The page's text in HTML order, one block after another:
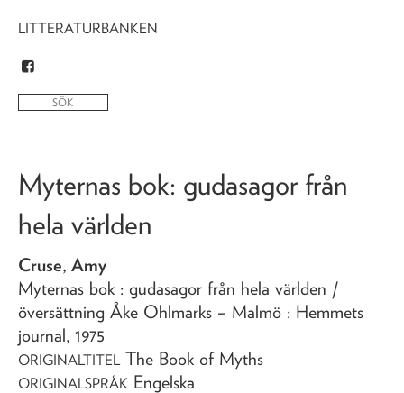
LITTERATURBANKEN
Myternas bok: gudasagor från
hela världen
Cruse, Amy
Myternas bok : gudasagor från hela världen /
översättning Åke Ohlmarks – Malmö : Hemmets
journal, 1975
ORIGINALTITEL The Book of Myths
ORIGINALSPRÅK Engelska